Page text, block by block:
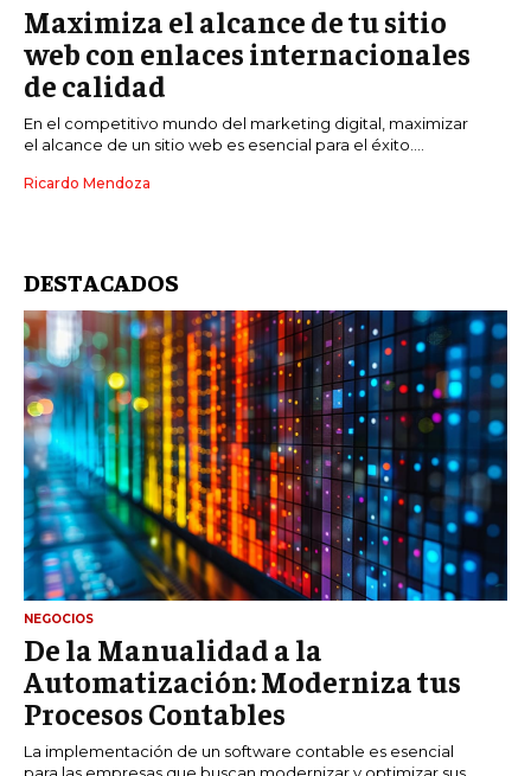
Maximiza el alcance de tu sitio
web con enlaces internacionales
de calidad
En el competitivo mundo del marketing digital, maximizar
el alcance de un sitio web es esencial para el éxito....
Ricardo Mendoza
DESTACADOS
NEGOCIOS
De la Manualidad a la
Automatización: Moderniza tus
Procesos Contables
La implementación de un software contable es esencial
para las empresas que buscan modernizar y optimizar sus